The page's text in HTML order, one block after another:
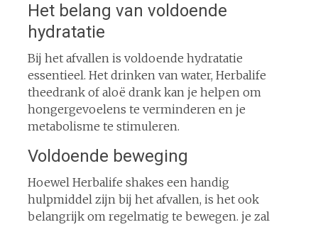
Het belang van voldoende
hydratatie
Bij het afvallen is voldoende hydratatie
essentieel. Het drinken van water, Herbalife
theedrank of aloë drank kan je helpen om
hongergevoelens te verminderen en je
metabolisme te stimuleren.
Voldoende beweging
Hoewel Herbalife shakes een handig
hulpmiddel zijn bij het afvallen, is het ook
belangrijk om regelmatig te bewegen. je zal